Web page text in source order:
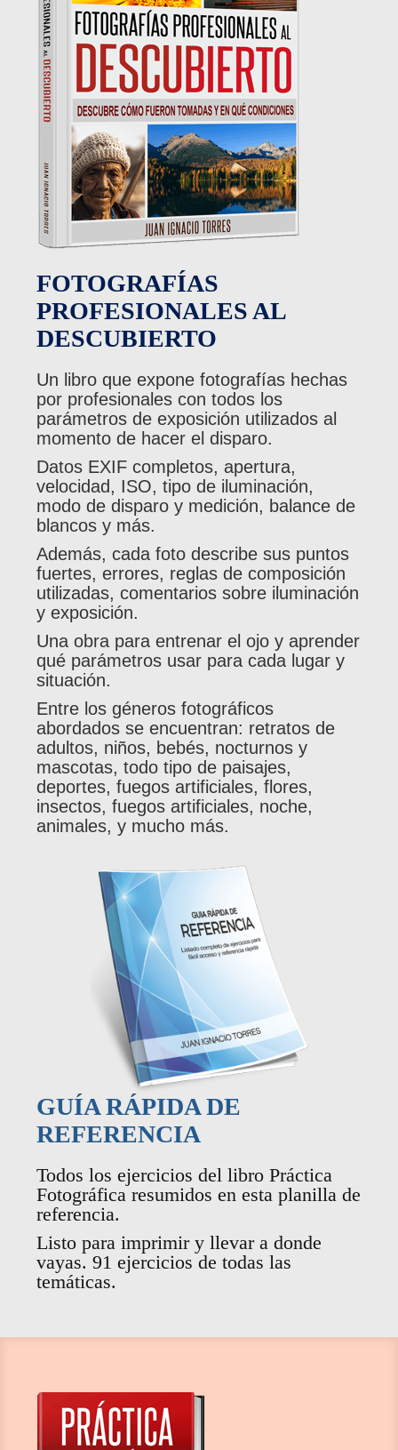
FOTOGRAFÍAS
PROFESIONALES AL
DESCUBIERTO
Un libro que expone fotografías hechas
por profesionales con todos los
parámetros de exposición utilizados al
momento de hacer el disparo.
Datos EXIF completos, apertura,
velocidad, ISO, tipo de iluminación,
modo de disparo y medición, balance de
blancos y más.
Además, cada foto describe sus puntos
fuertes, errores, reglas de composición
utilizadas, comentarios sobre iluminación
y exposición.
Una obra para entrenar el ojo y aprender
qué parámetros usar para cada lugar y
situación.
Entre los géneros fotográficos
abordados se encuentran: retratos de
adultos, niños, bebés, nocturnos y
mascotas, todo tipo de paisajes,
deportes, fuegos artificiales, flores,
insectos, fuegos artificiales, noche,
animales, y mucho más.
GUÍA RÁPIDA DE
REFERENCIA
Todos los ejercicios del libro Práctica
Fotográfica resumidos en esta planilla de
referencia.
Listo para imprimir y llevar a donde
vayas. 91 ejercicios de todas las
temáticas.